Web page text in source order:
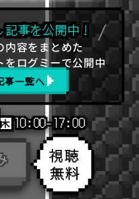
事を公開中！
内容をまとめた
をログミーで公開中
事一覧へ
木 10:00-17:00